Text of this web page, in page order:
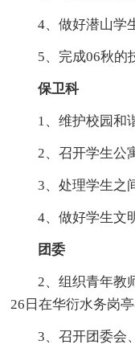
4、做好潜山学
5、完成06秋的
保卫科
1、维护校园和
2、召开学生公
3、处理学生之
4、做好学生文
团委
2、组织青年教师
26日在华衍水务岗
3、召开团委会、